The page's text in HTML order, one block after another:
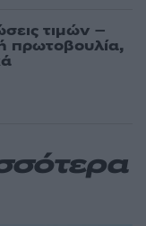
τιμών –
πρωτοβουλία,